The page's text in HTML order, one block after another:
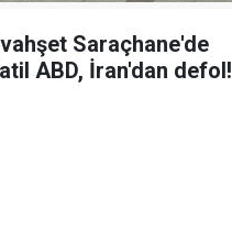
Saraçhane'de
ABD, İran'dan defol!